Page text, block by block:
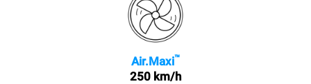
Air.Maxi™
250 km/h